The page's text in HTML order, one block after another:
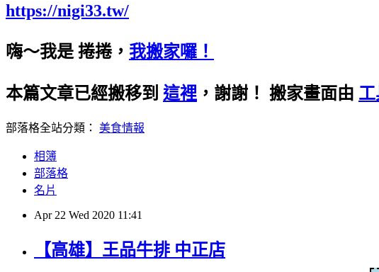
https://nigi33.tw/
嗨～我是 捲捲， 我搬家囉！
本篇文章已經搬移到 這裡 ，謝謝！ 搬家畫面由
部落格全站分類： 美食情報
相簿
部落格
名片
Apr 22 Wed 2020 11:41
【高雄】王品牛排 中正店